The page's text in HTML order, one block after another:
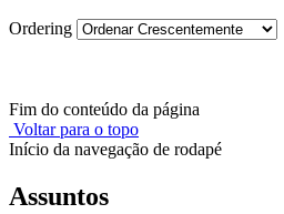
Ordering
Fim do conteúdo da página
Voltar para o topo
Início da navegação de rodapé
Assuntos